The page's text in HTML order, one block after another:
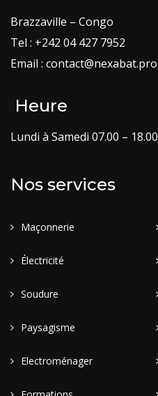
Brazzaville – Congo
Tel : +242 04 427 7952
Email : contact@nexabat.pro
Heure
Lundi à Samedi 07.00 – 18.00
Nos services
Maçonnerie
Électricité
Soudure
Paysagisme
Electroménager